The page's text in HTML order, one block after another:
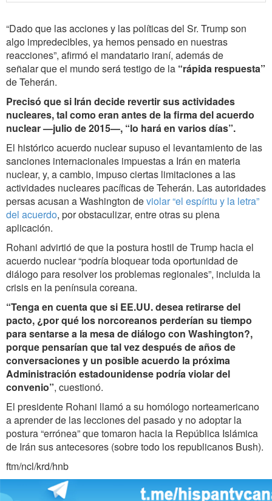
“Dado que las acciones y las políticas del Sr. Trump son
algo impredecibles, ya hemos pensado en nuestras
reacciones”, afirmó el mandatario iraní, además de
señalar que el mundo será testigo de la “rápida respuesta”
de Teherán.
Precisó que si Irán decide revertir sus actividades
nucleares, tal como eran antes de la firma del acuerdo
nuclear —julio de 2015—, “lo hará en varios días”.
El histórico acuerdo nuclear supuso el levantamiento de las
sanciones internacionales impuestas a Irán en materia
nuclear, y, a cambio, impuso ciertas limitaciones a las
actividades nucleares pacíficas de Teherán. Las autoridades
persas acusan a Washington deviolar “el espíritu y la letra”
del acuerdo, por obstaculizar, entre otras su plena
aplicación.
Rohani advirtió de que la postura hostil de Trump hacia el
acuerdo nuclear “podría bloquear toda oportunidad de
diálogo para resolver los problemas regionales”, incluida la
crisis en la península coreana.
“Tenga en cuenta que si EE.UU. desea retirarse del
pacto, ¿por qué los norcoreanos perderían su tiempo
para sentarse a la mesa de diálogo con Washington?,
porque pensarían que tal vez después de años de
conversaciones y un posible acuerdo la próxima
Administración estadounidense podría violar del
convenio”, cuestionó.
El presidente Rohani llamó a su homólogo norteamericano
a aprender de las lecciones del pasado y no adoptar la
postura “errónea” que tomaron hacia la República Islámica
de Irán sus antecesores (sobre todo los republicanos Bush).
ftm/ncl/krd/hnb